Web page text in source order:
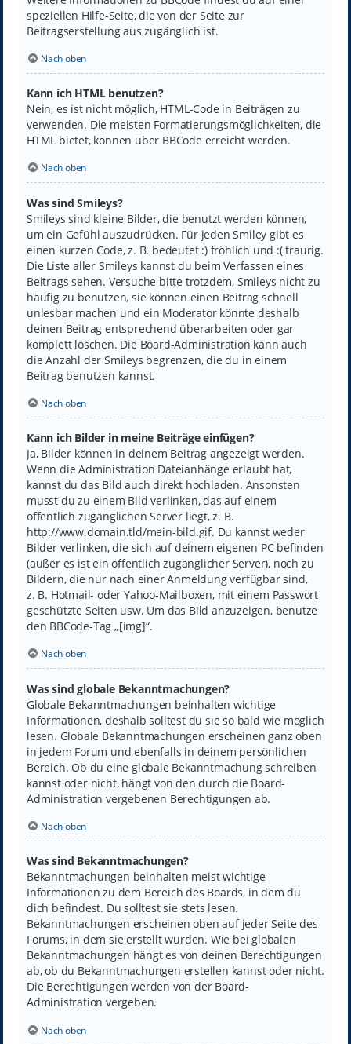
speziellen Hilfe-Seite, die von der Seite zur
Beitragserstellung aus zugänglich ist.
Nach oben
Kann ich HTML benutzen?
Nein, es ist nicht möglich, HTML-Code in Beiträgen zu
verwenden. Die meisten Formatierungsmöglichkeiten, die
HTML bietet, können über BBCode erreicht werden.
Nach oben
Was sind Smileys?
Smileys sind kleine Bilder, die benutzt werden können,
um ein Gefühl auszudrücken. Für jeden Smiley gibt es
einen kurzen Code, z. B. bedeutet :) fröhlich und :( traurig.
Die Liste aller Smileys kannst du beim Verfassen eines
Beitrags sehen. Versuche bitte trotzdem, Smileys nicht zu
häufig zu benutzen, sie können einen Beitrag schnell
unlesbar machen und ein Moderator könnte deshalb
deinen Beitrag entsprechend überarbeiten oder gar
komplett löschen. Die Board-Administration kann auch
die Anzahl der Smileys begrenzen, die du in einem
Beitrag benutzen kannst.
Nach oben
Kann ich Bilder in meine Beiträge einfügen?
Ja, Bilder können in deinem Beitrag angezeigt werden.
Wenn die Administration Dateianhänge erlaubt hat,
kannst du das Bild auch direkt hochladen. Ansonsten
musst du zu einem Bild verlinken, das auf einem
öffentlich zugänglichen Server liegt, z. B.
http://www.domain.tld/mein-bild.gif. Du kannst weder
Bilder verlinken, die sich auf deinem eigenen PC befinden
(außer es ist ein öffentlich zugänglicher Server), noch zu
Bildern, die nur nach einer Anmeldung verfügbar sind,
z. B. Hotmail- oder Yahoo-Mailboxen, mit einem Passwort
geschützte Seiten usw. Um das Bild anzuzeigen, benutze
den BBCode-Tag „[img]“.
Nach oben
Was sind globale Bekanntmachungen?
Globale Bekanntmachungen beinhalten wichtige
Informationen, deshalb solltest du sie so bald wie möglich
lesen. Globale Bekanntmachungen erscheinen ganz oben
in jedem Forum und ebenfalls in deinem persönlichen
Bereich. Ob du eine globale Bekanntmachung schreiben
kannst oder nicht, hängt von den durch die Board-
Administration vergebenen Berechtigungen ab.
Nach oben
Was sind Bekanntmachungen?
Bekanntmachungen beinhalten meist wichtige
Informationen zu dem Bereich des Boards, in dem du
dich befindest. Du solltest sie stets lesen.
Bekanntmachungen erscheinen oben auf jeder Seite des
Forums, in dem sie erstellt wurden. Wie bei globalen
Bekanntmachungen hängt es von deinen Berechtigungen
ab, ob du Bekanntmachungen erstellen kannst oder nicht.
Die Berechtigungen werden von der Board-
Administration vergeben.
Nach oben